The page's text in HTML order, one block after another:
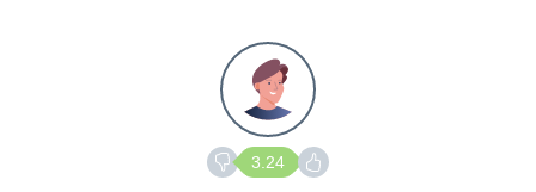
3.24